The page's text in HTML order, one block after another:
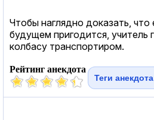
Чтобы наглядно доказать, что
будущем пригодится, учитель
колбасу транспортиром.
Рейтинг анекдота
Теги анекдота